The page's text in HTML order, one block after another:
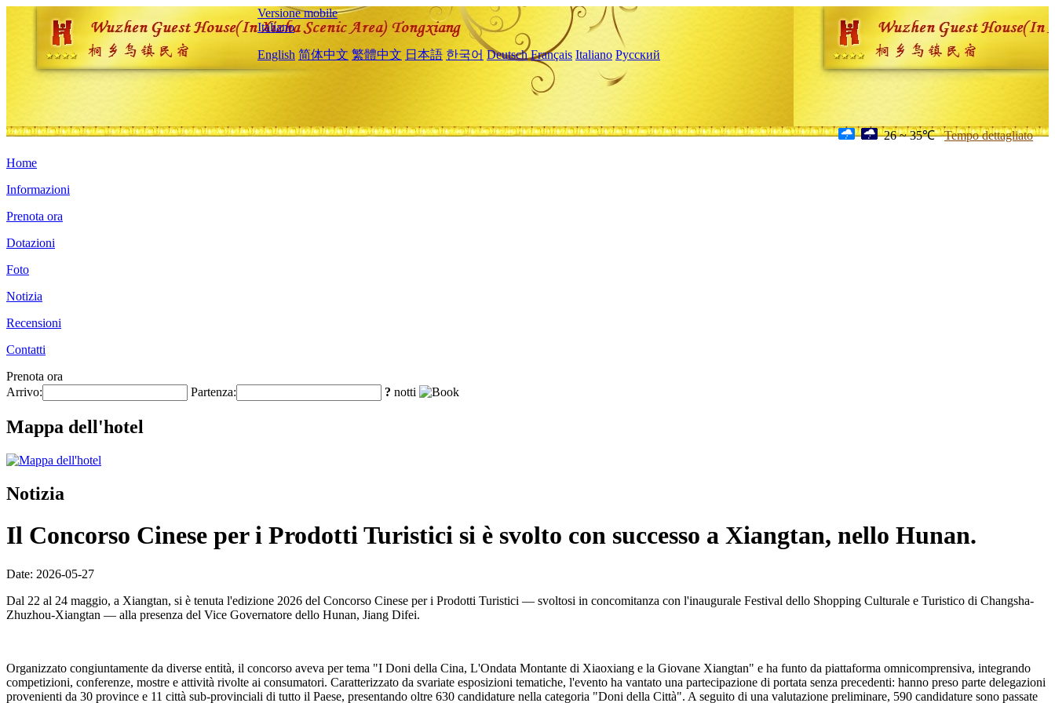
Versione mobile
Italiano
English 简体中文 繁體中文 日本語 한국어 Deutsch Français Italiano Русский
26 ~ 35℃ Tempo dettagliato
Home
Informazioni
Prenota ora
Dotazioni
Foto
Notizia
Recensioni
Contatti
Prenota ora
Arrivo:
Partenza: ? notti
Mappa dell'hotel
Notizia
Il Concorso Cinese per i Prodotti Turistici si è svolto con successo a Xiangtan, nello Hunan.
Date: 2026-05-27
Dal 22 al 24 maggio, a Xiangtan, si è tenuta l'edizione 2026 del Concorso Cinese per i Prodotti Turistici — svoltosi in concomitanza con l'inaugurale Festival dello Shopping Culturale e Turistico di Changsha-
Zhuzhou-Xiangtan — alla presenza del Vice Governatore dello Hunan, Jiang Difei.
Organizzato congiuntamente da diverse entità, il concorso aveva per tema "I Doni della Cina, L'Ondata Montante di Xiaoxiang e la Giovane Xiangtan" e ha funto da piattaforma omnicomprensiva, integrando
competizioni, conferenze, mostre e attività rivolte ai consumatori. Caratterizzato da svariate esposizioni tematiche, l'evento ha vantato una partecipazione di portata senza precedenti: hanno preso parte delegazioni
provenienti da 30 province e 11 città sub-provinciali di tutto il Paese, presentando oltre 630 candidature nella categoria "Doni della Città". A seguito di una valutazione preliminare, 590 candidature sono passate